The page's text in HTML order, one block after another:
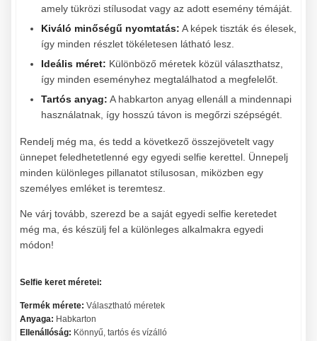
amely tükrözi stílusodat vagy az adott esemény témáját.
Kiváló minőségű nyomtatás: A képek tiszták és élesek,
így minden részlet tökéletesen látható lesz.
Ideális méret: Különböző méretek közül választhatsz,
így minden eseményhez megtalálhatod a megfelelőt.
Tartós anyag: A habkarton anyag ellenáll a mindennapi
használatnak, így hosszú távon is megőrzi szépségét.
Rendelj még ma, és tedd a következő összejövetelt vagy
ünnepet feledhetetlenné egy egyedi selfie kerettel. Ünnepelj
minden különleges pillanatot stílusosan, miközben egy
személyes emléket is teremtesz.
Ne várj tovább, szerezd be a saját egyedi selfie keretedet
még ma, és készülj fel a különleges alkalmakra egyedi
módon!
Selfie keret méretei:
Termék mérete: Választható méretek
Anyaga: Habkarton
Ellenállóság: Könnyű, tartós és vízálló